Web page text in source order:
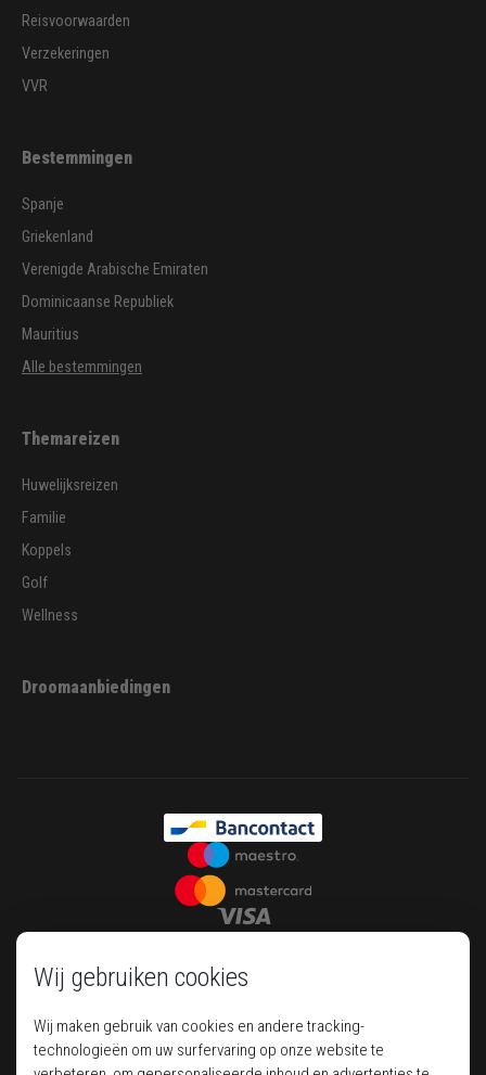
Wij gebruiken cookies
Wij maken gebruik van cookies en andere tracking-
technologieën om uw surfervaring op onze website te
Reisvoorwaarden
Verzekeringen
VVR
Bestemmingen
Spanje
Griekenland
Verenigde Arabische Emiraten
Dominicaanse Republiek
Mauritius
Alle bestemmingen
Themareizen
Huwelijksreizen
Familie
Koppels
Golf
Wellness
Droomaanbiedingen